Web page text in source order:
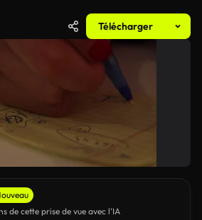
Télécharger
de cette prise de vue avec l’IA